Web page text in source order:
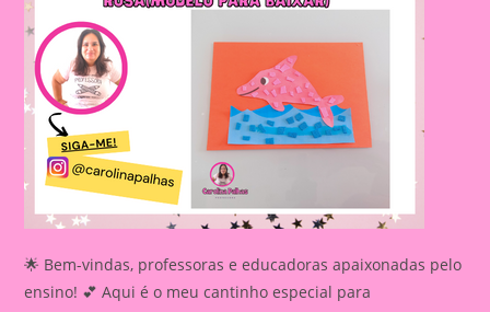
🌟 Bem-vindas, professoras e educadoras apaixonadas pelo
ensino! 💕 Aqui é o meu cantinho especial para